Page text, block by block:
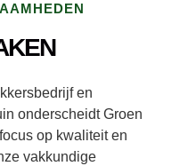
en
onderscheidt Groen
op kwaliteit en
vakkundige